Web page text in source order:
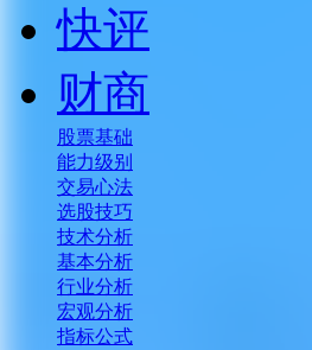
快评
财商
股票基础
能力级别
交易心法
选股技巧
技术分析
基本分析
行业分析
宏观分析
指标公式